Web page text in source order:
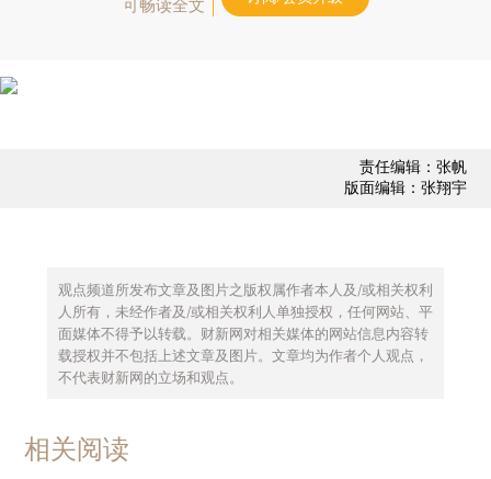
可畅读全文
责任编辑：张帆
版面编辑：张翔宇
观点频道所发布文章及图片之版权属作者本人及/或相关权利
人所有，未经作者及/或相关权利人单独授权，任何网站、平
面媒体不得予以转载。财新网对相关媒体的网站信息内容转
载授权并不包括上述文章及图片。文章均为作者个人观点，
不代表财新网的立场和观点。
相关阅读